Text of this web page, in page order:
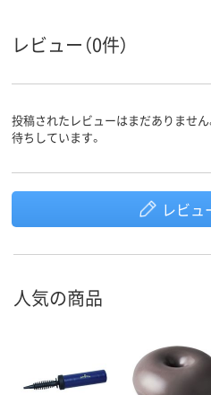
レビュー（0件）
投稿されたレビューはまだありませ
待ちしています。
レビュ
人気の商品